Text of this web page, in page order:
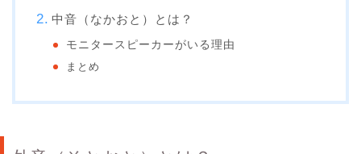
中音（なかおと）とは？
モニタースピーカーがいる理由
まとめ